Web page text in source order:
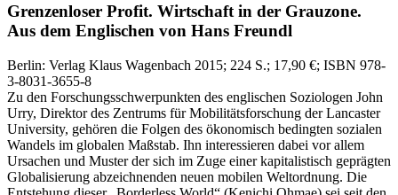
Grenzenloser Profit. Wirtschaft in der Grauzone.
Aus dem Englischen von Hans Freundl
Berlin: Verlag Klaus Wagenbach 2015; 224 S.; 17,90 €; ISBN 978-
3-8031-3655-8
Zu den Forschungsschwerpunkten des englischen Soziologen John
Urry, Direktor des Zentrums für Mobilitätsforschung der Lancaster
University, gehören die Folgen des ökonomisch bedingten sozialen
Wandels im globalen Maßstab. Ihn interessieren dabei vor allem
Ursachen und Muster der sich im Zuge einer kapitalistisch geprägten
Globalisierung abzeichnenden neuen mobilen Weltordnung. Die